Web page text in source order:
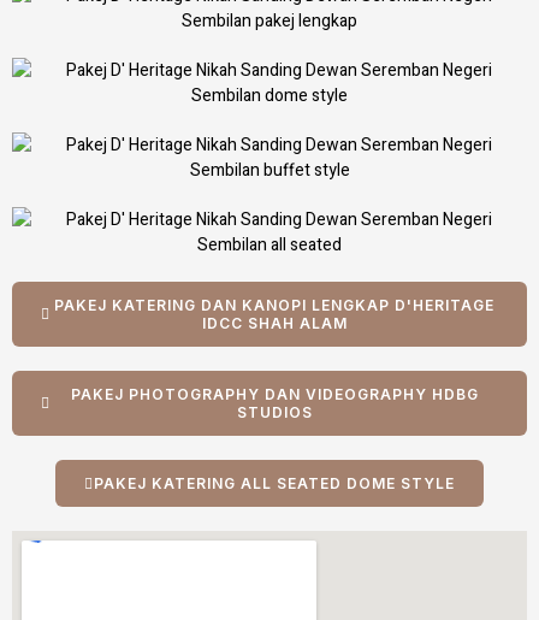
PAKEJ KATERING DAN KANOPI LENGKAP D'HERITAGE
IDCC SHAH ALAM
PAKEJ PHOTOGRAPHY DAN VIDEOGRAPHY HDBG
STUDIOS
PAKEJ KATERING ALL SEATED DOME STYLE